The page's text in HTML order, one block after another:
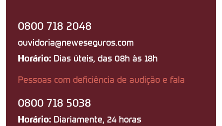
0800 718 2048
ouvidoria@neweseguros.com
Horário: Dias úteis, das 08h às 18h
Pessoas com deficiência de audição e fala
0800 718 5038
Horário: Diariamente, 24 horas